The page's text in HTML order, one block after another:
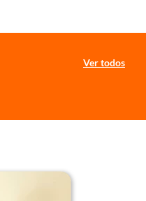
Ver todos